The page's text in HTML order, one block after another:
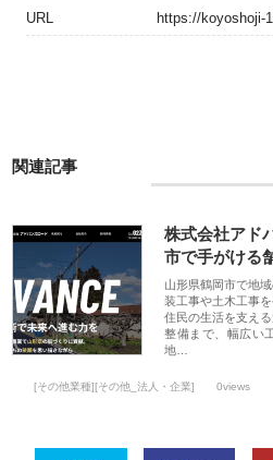
URL https://koyoshoji-
関連記事
株式会社アド
市で手がける
山形県鶴岡市で地
装工事や土木工事
住民の生活を支え
整備まで、幅広い
地…
[その他業種][その他_法人・企業] 0views